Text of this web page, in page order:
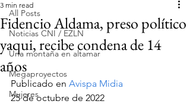
All Posts
Noticias CNI / EZLN
Una montaña en altamar
Megaproyectos
Mujeres
Fidencio Aldama, preso político
yaqui, recibe condena de 14
años
3 min read
Publicado en Avispa Midia
25 de octubre de 2022